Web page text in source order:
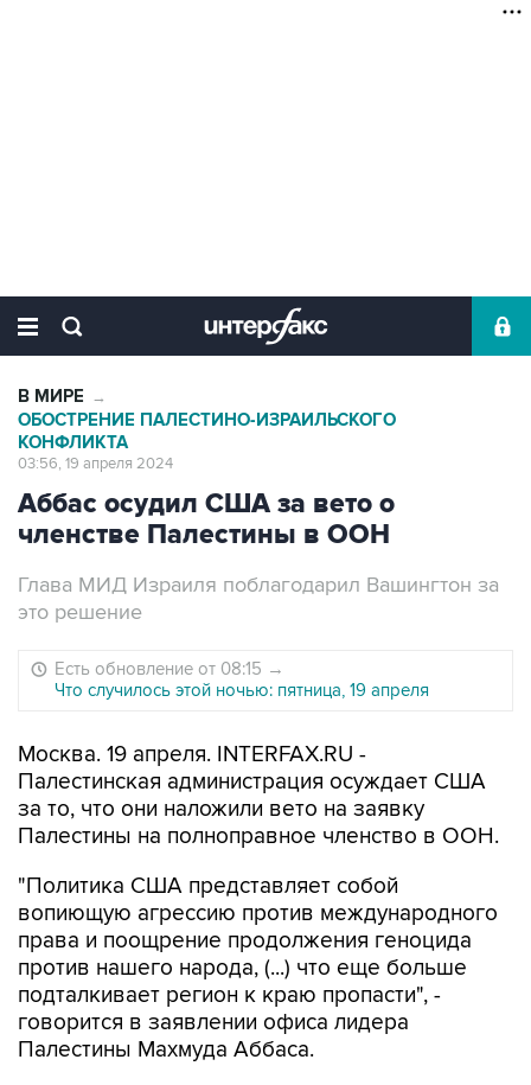
В МИРЕ →
ОБОСТРЕНИЕ ПАЛЕСТИНО-ИЗРАИЛЬСКОГО
КОНФЛИКТА
03:56, 19 апреля 2024
Аббас осудил США за вето о
членстве Палестины в ООН
Глава МИД Израиля поблагодарил Вашингтон за
это решение
Есть обновление от 08:15 →
Что случилось этой ночью: пятница, 19 апреля
Москва. 19 апреля. INTERFAX.RU -
Палестинская администрация осуждает США
за то, что они наложили вето на заявку
Палестины на полноправное членство в ООН.
"Политика США представляет собой
вопиющую агрессию против международного
права и поощрение продолжения геноцида
против нашего народа, (...) что еще больше
подталкивает регион к краю пропасти", -
говорится в заявлении офиса лидера
Палестины Махмуда Аббаса.